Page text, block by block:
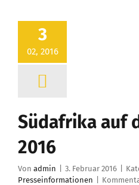
3
02, 2016
Südafrika auf
2016
Von admin 3. Februar 2016
Presseinformationen